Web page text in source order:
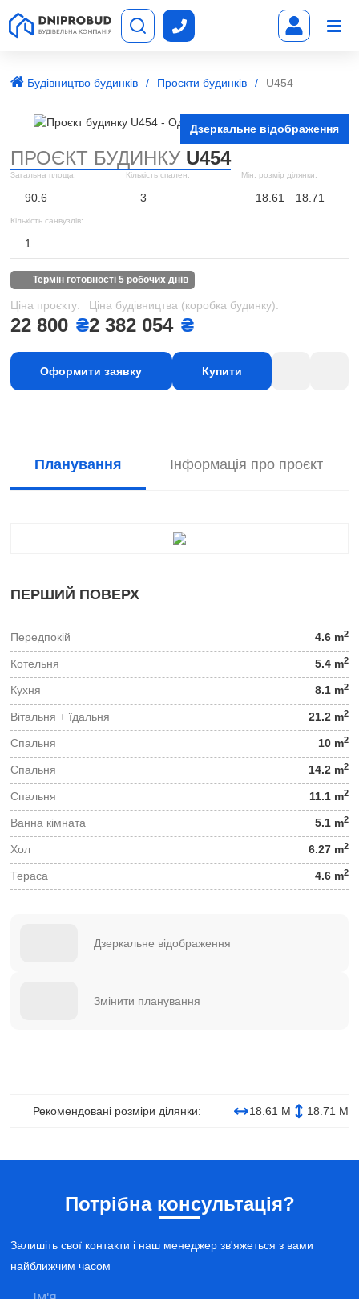
Будівництво будинків Проєкти будинків U454
Дзеркальне відображення
ПРОЄКТ БУДИНКУ U454
Загальна площа:
90.6
Кількість спален:
3
Мін. розмір ділянки:
18.61 18.71
Кількість санвузлів:
1
термін готовності 5 робочих днів
Ціна проєкту:
22 800 ₴
Ціна будівництва (коробка будинку):
2 382 054 ₴
Оформити заявку Купити
Планування Інформація про проєкт
ПЕРШИЙ ПОВЕРХ
Передпокій 4.6 m2
Котельня 5.4 m2
Кухня 8.1 m2
Вітальня + їдальня 21.2 m2
Спальня 10 m2
Спальня 14.2 m2
Спальня 11.1 m2
Ванна кімната 5.1 m2
Хол 6.27 m2
Тераса 4.6 m2
Дзеркальне відображення
Змінити планування
Рекомендовані розміри ділянки: 18.61 М 18.71 М
Потрібна консультація?
Залишіть свої контакти і наш менеджер зв'яжеться з вами
найближчим часом